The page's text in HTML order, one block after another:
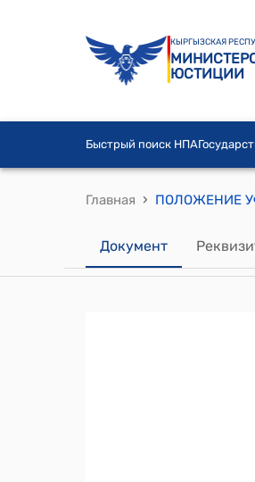
КЫРГЫЗСКАЯ
ЮСТИЦИИ
Быстрый поиск НПА
Главная ›
Документ